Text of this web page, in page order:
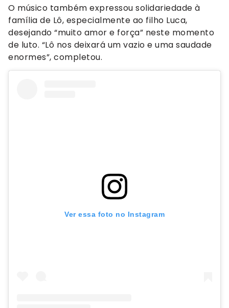
O músico também expressou solidariedade à
família de Lô, especialmente ao filho Luca,
desejando “muito amor e força” neste momento
de luto. “Lô nos deixará um vazio e uma saudade
enormes”, completou.
Ver essa foto no Instagram